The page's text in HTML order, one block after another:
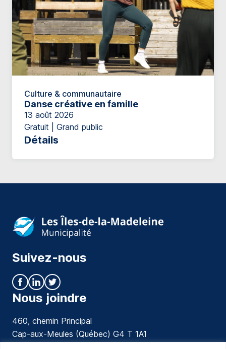
Culture & communautaire
Danse créative en famille
13 août 2026
Gratuit | Grand public
Détails
Suivez-nous
Nous joindre
460, chemin Principal
Cap-aux-Meules (Québec) G4 T 1A1